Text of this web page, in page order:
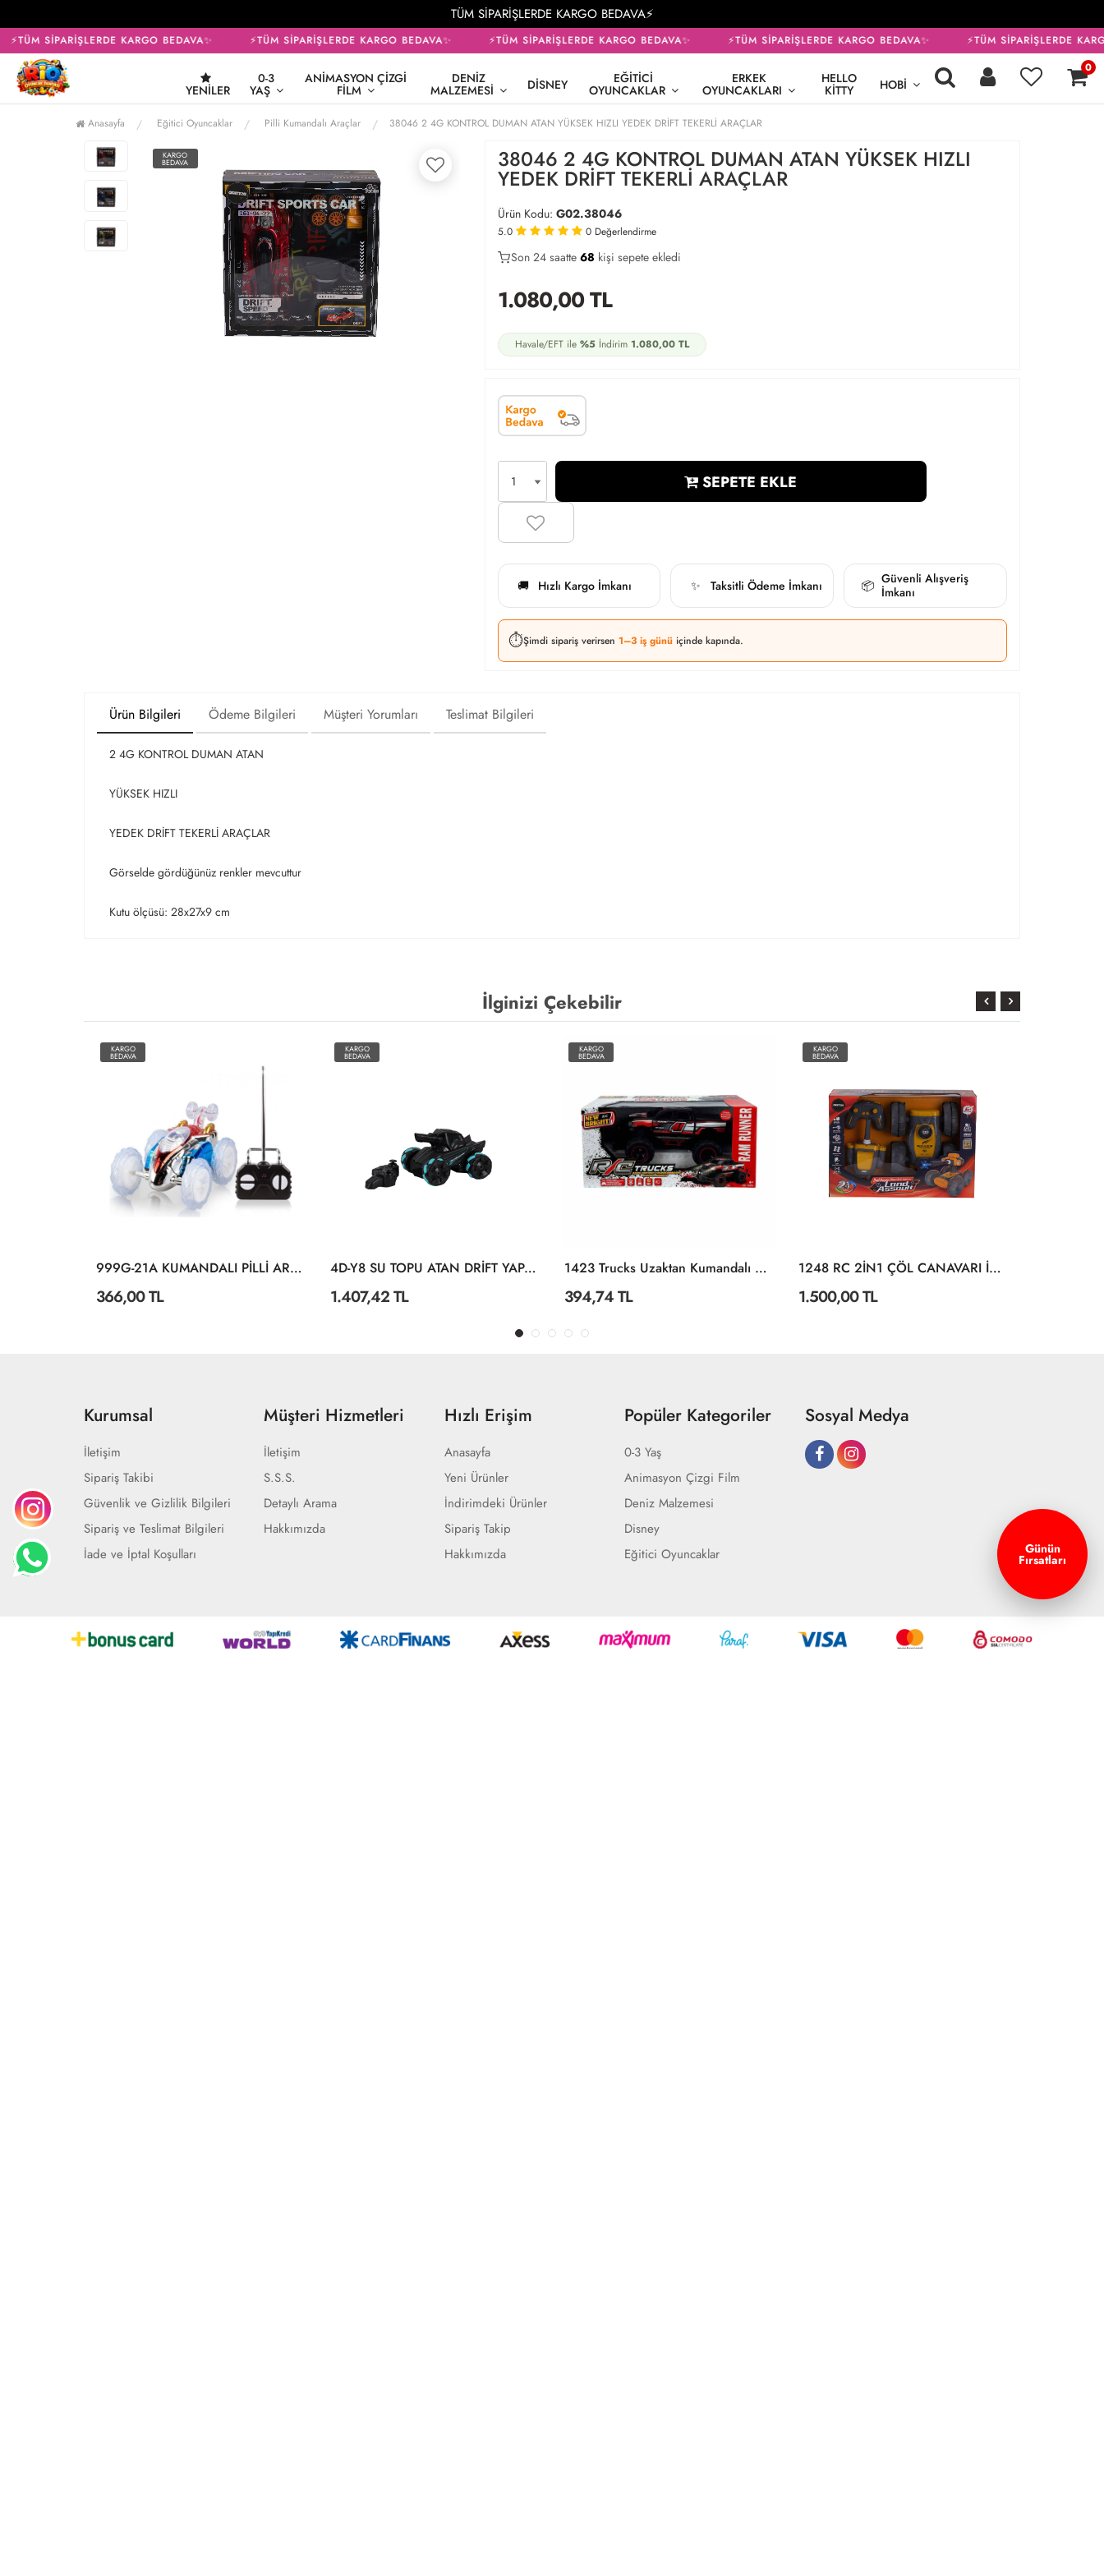
TÜM SİPARİŞLERDE KARGO BEDAVA⚡
⚡TÜM SİPARİŞLERDE KARGO BEDAVA✨ ⚡TÜM SİPARİŞLERDE KARGO BEDAVA✨ ⚡TÜM SİPARİŞLERDE KARGO BEDAVA✨ ⚡TÜM SİPARİŞLERDE KARGO BEDAVA✨ ⚡TÜM SİPARİŞLERDE
YENILER
0-3
YAŞ
ANIMASYON ÇIZGI
FILM
DENIZ
MALZEMESI DISNEY EĞITICI
OYUNCAKLAR
ERKEK
OYUNCAKLARI
HELLO
KITTY HOBI
0
Anasayfa Eğitici Oyuncaklar Pilli Kumandalı Araçlar 38046 2 4G KONTROL DUMAN ATAN YÜKSEK HIZLI YEDEK DRİFT TEKERLİ ARAÇLAR
KARGO
BEDAVA 38046 2 4G KONTROL DUMAN ATAN YÜKSEK HIZLI
YEDEK DRİFT TEKERLİ ARAÇLAR
Ürün Kodu: G02.38046
5.0 0 Değerlendirme
34
Son 24 saatte 68 kişi sepete ekledi
14
1.080,00TL
Havale/EFT ile %5İndirim 1.080,00TL
SEPETE EKLE
🚚 Hızlı Kargo İmkanı ✨ Taksitli Ödeme İmkanı 📦 Güvenli Alışveriş
İmkanı
⏱️Şimdi sipariş verirsen 1–3 iş günü içinde kapında.
Ürün Bilgileri Ödeme Bilgileri Müşteri Yorumları Teslimat Bilgileri
2 4G KONTROL DUMAN ATAN
YÜKSEK HIZLI
YEDEK DRİFT TEKERLİ ARAÇLAR
Görselde gördüğünüz renkler mevcuttur
Kutu ölçüsü: 28x27x9 cm
İlginizi Çekebilir
KARGO
BEDAVA
999G-21A KUMANDALI PİLLİ ARABA
366,00 TL
KARGO
BEDAVA
4D-Y8 SU TOPU ATAN DRİFT YAPAN CASUS
1.407,42 TL
KARGO
BEDAVA
1423 Trucks Uzaktan Kumandalı Araba 34 Cm 1:14 -Sunman
394,74 TL
KARGO
BEDAVA
1248 RC 2İN1 ÇÖL CANAVARI İSTER
1.500,00 TL
Kurumsal
İletişim
Sipariş Takibi
Güvenlik ve Gizlilik Bilgileri
Sipariş ve Teslimat Bilgileri
İade ve İptal Koşulları
Müşteri Hizmetleri
İletişim
S.S.S.
Detaylı Arama
Hakkımızda
Hızlı Erişim
Anasayfa
Yeni Ürünler
İndirimdeki Ürünler
Sipariş Takip
Hakkımızda
Popüler Kategoriler
0-3 Yaş
Animasyon Çizgi Film
Deniz Malzemesi
Disney
Eğitici Oyuncaklar
Sosyal Medya
Günün
Fırsatları